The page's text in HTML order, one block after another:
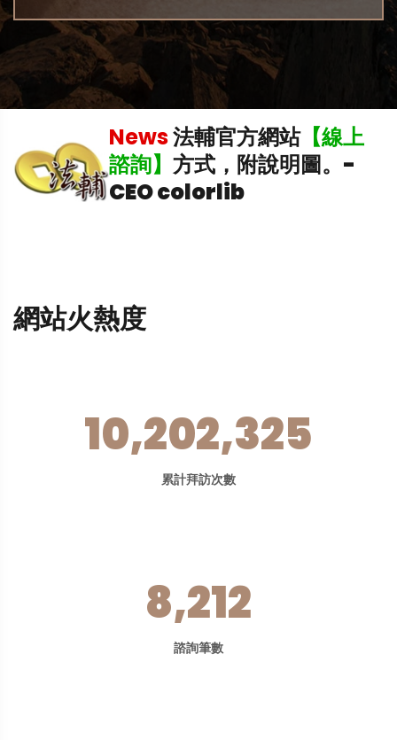
News法輔官方網站【線上
諮詢】 方式，附說明圖。 -
CEO colorlib
網站火熱度
10,202,325
累計拜訪次數
8,212
諮詢筆數